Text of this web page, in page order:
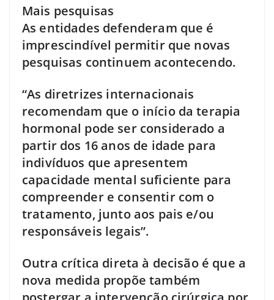
Mais pesquisas
As entidades defenderam que é
imprescindível permitir que novas
pesquisas continuem acontecendo.
“As diretrizes internacionais
recomendam que o início da terapia
hormonal pode ser considerado a
partir dos 16 anos de idade para
indivíduos que apresentem
capacidade mental suficiente para
compreender e consentir com o
tratamento, junto aos pais e/ou
responsáveis legais”.
Outra crítica direta à decisão é que a
nova medida propõe também